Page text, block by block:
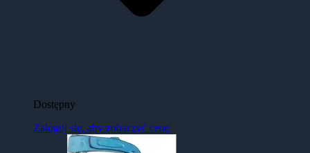
Dostępny
Zaloguj się, aby zobaczyć cenę